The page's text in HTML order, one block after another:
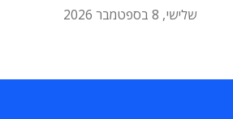
שלישי, 8 בספטמבר 2026